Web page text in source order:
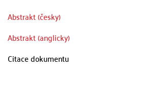
Abstrakt (česky)
Abstrakt (anglicky)
Citace dokumentu